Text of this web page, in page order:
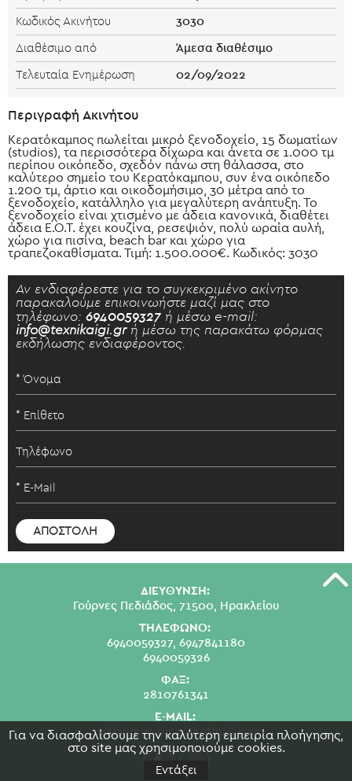
Για να διασφαλίσουμε την καλύτερη εμπειρία πλοήγησης,
στο site μας χρησιμοποιούμε cookies.
Εντάξει
Κωδικός Ακινήτου 3030
Διαθέσιμο από Άμεσα διαθέσιμο
Τελευταία Ενημέρωση 02/09/2022
Περιγραφή Ακινήτου
Κερατόκαμπος πωλείται μικρό ξενοδοχείο, 15 δωματίων
(studios), τα περισσότερα δίχωρα και άνετα σε 1.000 τμ
περίπου οικόπεδο, σχεδόν πάνω στη θάλασσα, στο
καλύτερο σημείο του Κερατόκαμπου, συν ένα οικόπεδο
1.200 τμ, άρτιο και οικοδομήσιμο, 30 μέτρα από το
ξενοδοχείο, κατάλληλο για μεγαλύτερη ανάπτυξη. Το
ξενοδοχείο είναι χτισμένο με άδεια κανονικά, διαθέτει
άδεια Ε.Ο.Τ. έχει κουζίνα, ρεσεψιόν, πολύ ωραία αυλή,
χώρο για πισίνα, beach bar και χώρο για
τραπεζοκαθίσματα. Τιμή: 1.500.000€. Κωδικός: 3030
Αν ενδιαφέρεστε για το συγκεκριμένο ακίνητο
παρακαλούμε επικοινωήστε μαζί μας στο
τηλέφωνο: 6940059327 ή μέσω e-mail:
info@texnikaigi.grή μέσω της παρακάτω φόρμας
εκδήλωσης ενδιαφέροντος.
ΔΙΕΥΘΥΝΣΗ:
Γούρνες Πεδιάδος, 71500, Ηρακλείου
ΤΗΛΕΦΩΝΟ:
6940059327, 6947841180
6940059326
ΦΑΞ:
2810761341
E-MAIL:
swkianoumarina@hotmail.com